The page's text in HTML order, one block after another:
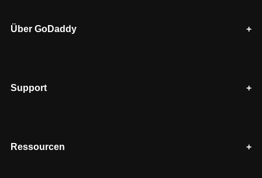
Über GoDaddy
Support
Ressourcen